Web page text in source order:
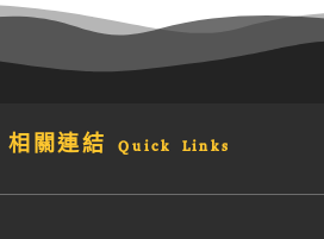
相關連結 Quick Links